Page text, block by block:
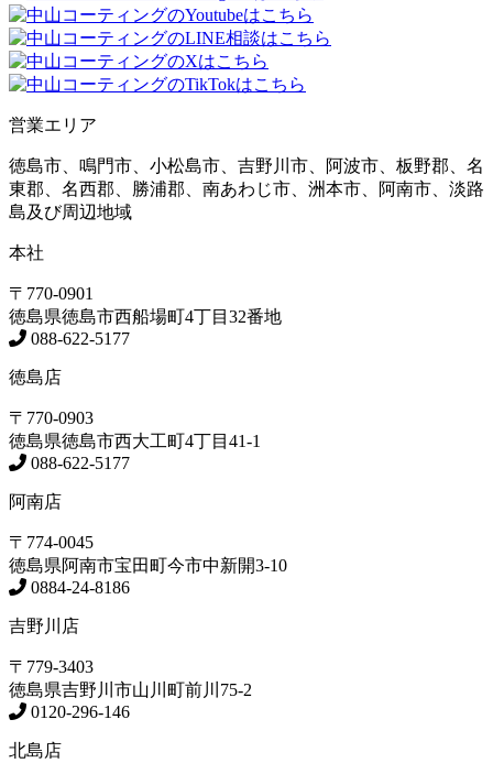
営業エリア
徳島市、鳴門市、小松島市、吉野川市、阿波市、板野郡、名
東郡、名西郡、勝浦郡、南あわじ市、洲本市、阿南市、淡路
島及び周辺地域
本社
〒770-0901
徳島県徳島市西船場町4丁目32番地
088-622-5177
徳島店
〒770-0903
徳島県徳島市西大工町4丁目41-1
088-622-5177
阿南店
〒774-0045
徳島県阿南市宝田町今市中新開3-10
0884-24-8186
吉野川店
〒779-3403
徳島県吉野川市山川町前川75-2
0120-296-146
北島店